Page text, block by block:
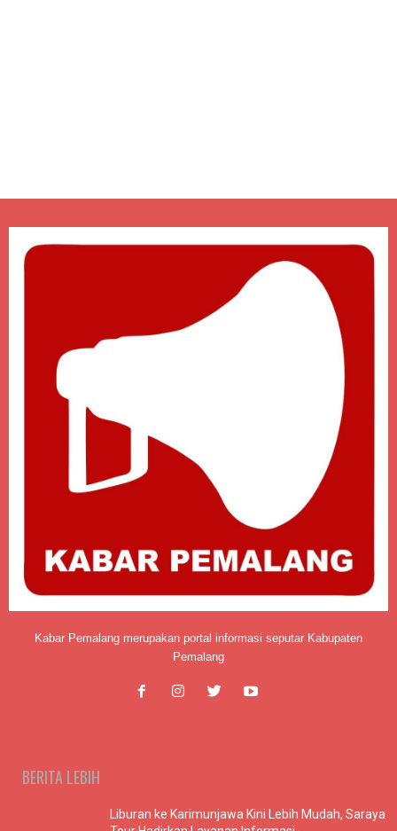
Kabar Pemalang merupakan portal informasi seputar Kabupaten
Pemalang
BERITA LEBIH
Liburan ke Karimunjawa Kini Lebih Mudah, Saraya